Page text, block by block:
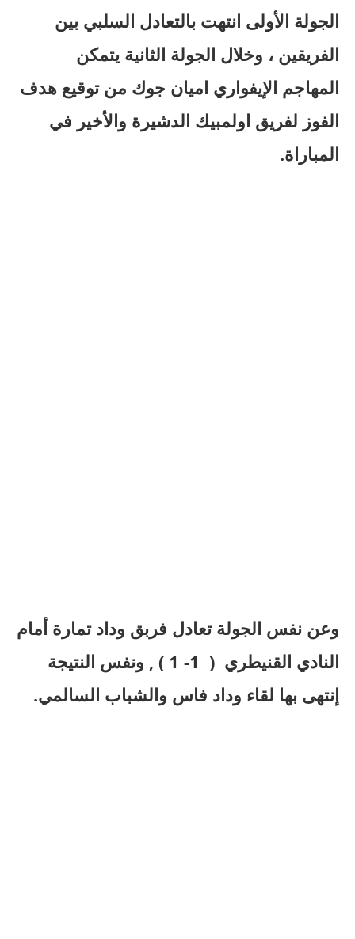
الجولة الأولى انتهت بالتعادل السلبي بين
الفريقين ، وخلال الجولة الثانية يتمكن
المهاجم الإيفواري اميان جوك من توقيع هدف
الفوز لفريق اولمبيك الدشيرة والأخير في
المباراة.
وعن نفس الجولة تعادل فربق وداد تمارة أمام
النادي القنيطري ( 1- 1 ) , ونفس النتيجة
إنتهى بها لقاء وداد فاس والشباب السالمي.